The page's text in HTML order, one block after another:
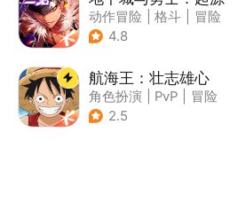
动作冒险 格斗
冒险
| 地下城与勇士
4.8
航海王：壮志雄心
角色扮演 PvP
冒险
| 航海
2.5